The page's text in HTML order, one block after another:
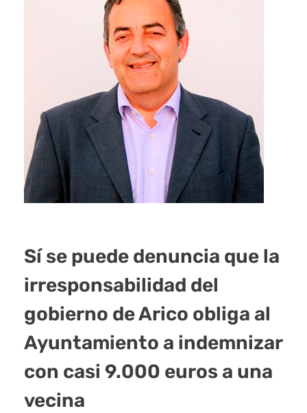
Sí se puede denuncia que la
irresponsabilidad del
gobierno de Arico obliga al
Ayuntamiento a indemnizar
con casi 9.000 euros a una
vecina